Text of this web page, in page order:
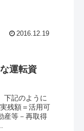
2016.12.19
運転資
下記のように
残額＝活用可
産等－再取得